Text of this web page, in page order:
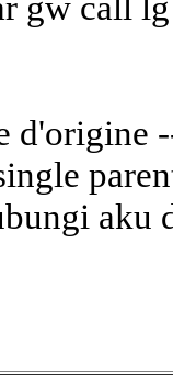
d'origine
aku